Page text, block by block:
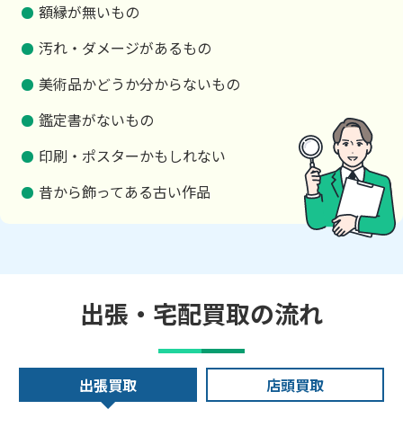
額縁が無いもの
汚れ・ダメージがあるもの
美術品かどうか分からないもの
鑑定書がないもの
印刷・ポスターかもしれない
昔から飾ってある古い作品
出張・宅配買取の流れ
出張買取 店頭買取